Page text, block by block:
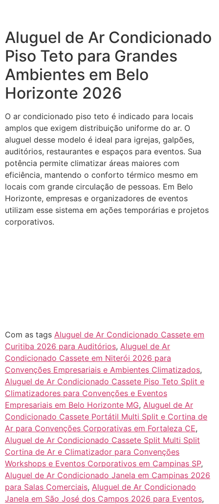
Aluguel de Ar Condicionado
Piso Teto para Grandes
Ambientes em Belo
Horizonte 2026
O ar condicionado piso teto é indicado para locais
amplos que exigem distribuição uniforme do ar. O
aluguel desse modelo é ideal para igrejas, galpões,
auditórios, restaurantes e espaços para eventos. Sua
potência permite climatizar áreas maiores com
eficiência, mantendo o conforto térmico mesmo em
locais com grande circulação de pessoas. Em Belo
Horizonte, empresas e organizadores de eventos
utilizam esse sistema em ações temporárias e projetos
corporativos.
Com as tags Aluguel de Ar Condicionado Cassete em
Curitiba 2026 para Auditórios, Aluguel de Ar
Condicionado Cassete em Niterói 2026 para
Convenções Empresariais e Ambientes Climatizados,
Aluguel de Ar Condicionado Cassete Piso Teto Split e
Climatizadores para Convenções e Eventos
Empresariais em Belo Horizonte MG, Aluguel de Ar
Condicionado Cassete Portátil Multi Split e Cortina de
Ar para Convenções Corporativas em Fortaleza CE,
Aluguel de Ar Condicionado Cassete Split Multi Split
Cortina de Ar e Climatizador para Convenções
Workshops e Eventos Corporativos em Campinas SP,
Aluguel de Ar Condicionado Janela em Campinas 2026
para Salas Comerciais, Aluguel de Ar Condicionado
Janela em São José dos Campos 2026 para Eventos,